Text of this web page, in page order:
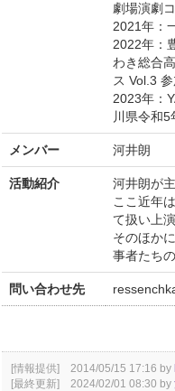
劇場演劇
2021年：
2022年：
わき総合
ス Vol.3
2023年：
川県令和
メンバー 河井朗
活動紹介
河井朗が
ここ近年
て扱い上
そのほか
事者たち
問い合わせ先
[情報提供] 2014/05/15 17:16 by
[最終更新] 2024/02/01 08:30 by